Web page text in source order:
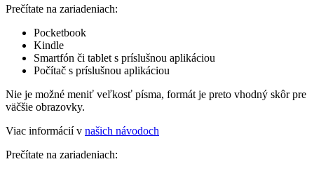
Prečítate na zariadeniach:
Pocketbook
Kindle
Smartfón či tablet s príslušnou aplikáciou
Počítač s príslušnou aplikáciou
Nie je možné meniť veľkosť písma, formát je preto vhodný skôr pre
väčšie obrazovky.
Viac informácií v našich návodoch
Prečítate na zariadeniach: